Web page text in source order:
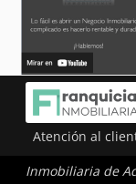
Atención al
Inmobiliaria de